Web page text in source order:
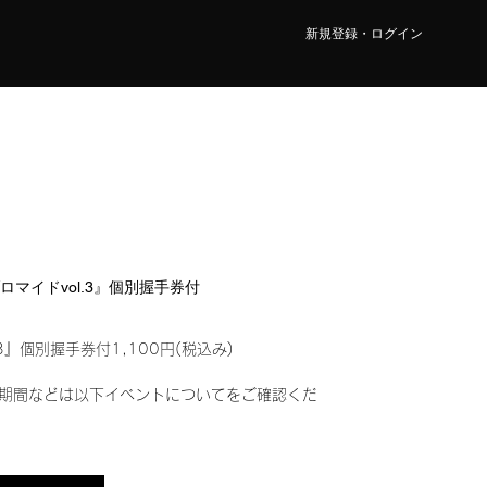
新規登録・ログイン
マイドvol.3』個別握手券付
』個別握手券付1,100円(税込み)
間などは以下イベントについてをご確認くだ